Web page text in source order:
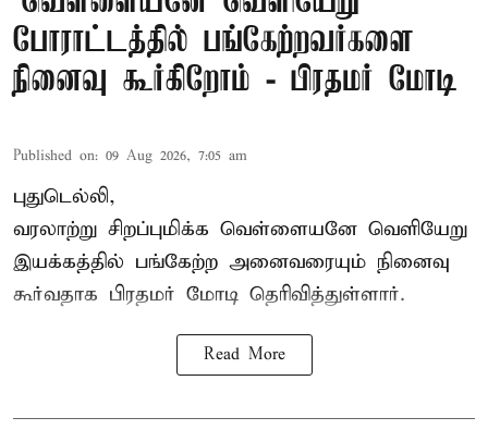
போராட்டத்தில் பங்கேற்றவர்களை
நினைவு கூர்கிறோம் - பிரதமர் மோடி
Published on: 09 Aug 2026, 7:05 am
புதுடெல்லி,
வரலாற்று சிறப்புமிக்க வெள்ளையனே வெளியேறு
இயக்கத்தில் பங்கேற்ற அனைவரையும் நினைவு
கூர்வதாக பிரதமர் மோடி தெரிவித்துள்ளார்.
Read More